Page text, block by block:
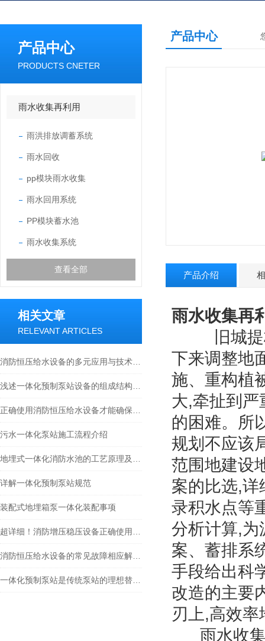
产品中心
PRODUCTS CNETER
雨水收集再利用
雨洪排放调蓄系统
雨水回收
pp模块雨水收集
雨水回用系统
PP模块蓄水池
雨水收集系统
查看全部
相关文章
RELEVANT ARTICLES
污水一体化泵站施工流程介绍
详解一体化预制泵站规范
装配式地埋箱泵一体化装配事项
产品中心
产品介绍
雨水收集再
旧城提标
下来调整地
施、重构植
大,牵扯到
的困难。所
规划不应该
范围地建设
案的比选,详
录积水点等
分析计算,为
案、蓄排系
手段给出科
改造的主要
刃上,高效
雨水收集